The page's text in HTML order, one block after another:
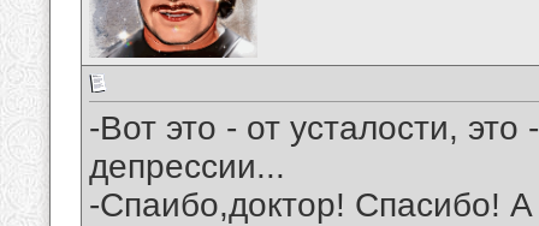
-Вот это - от усталости,
депрессии...
-Спаибо,доктор! Спасибо! А